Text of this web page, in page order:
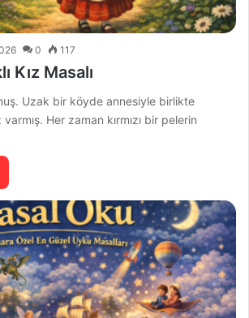
0 117
Kız Masalı
Uzak bir köyde annesiyle birlikte
Her zaman kırmızı bir pelerin